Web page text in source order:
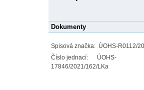
Dokumenty
Spisová značka: ÚOHS-R0112/
Číslo jednací: ÚOHS-
17846/